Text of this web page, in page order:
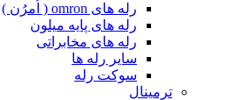
رله های omron ( اُمرُن )
رله های پایه میلون
رله های مخابراتی
سایر رله ها
سوکت رله
ترمینال